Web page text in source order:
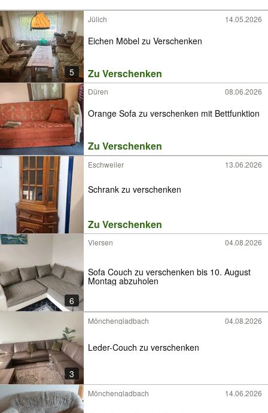
5
Jülich 14.05.2026
Eichen Möbel zu Verschenken
Zu Verschenken
Düren 08.06.2026
Orange Sofa zu verschenken mit Bettfunktion
Zu Verschenken
Eschweiler 13.06.2026
Schrank zu verschenken
Zu Verschenken
6
Viersen 04.08.2026
Sofa Couch zu verschenken bis 10. August
Montag abzuholen
3
Mönchengladbach 04.08.2026
Leder-Couch zu verschenken
Mönchengladbach 14.06.2026